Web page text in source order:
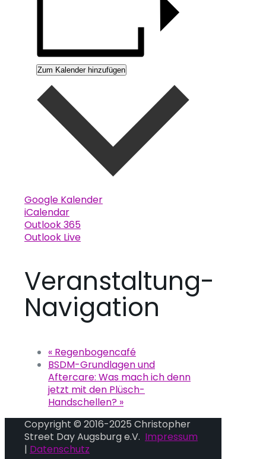
Zum Kalender hinzufügen
Google Kalender
iCalendar
Outlook 365
Outlook Live
Veranstaltung-
Navigation
« Regenbogencafé
BSDM-Grundlagen und
Aftercare: Was mach ich denn
jetzt mit den Plüsch-
Handschellen? »
Copyright © 2016-2025 Christopher
Street Day Augsburg e.V. Impressum
| Datenschutz